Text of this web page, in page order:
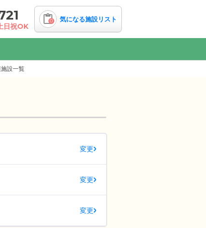
日祝OK
0 気になる施設リスト
設一覧
変更
変更
変更